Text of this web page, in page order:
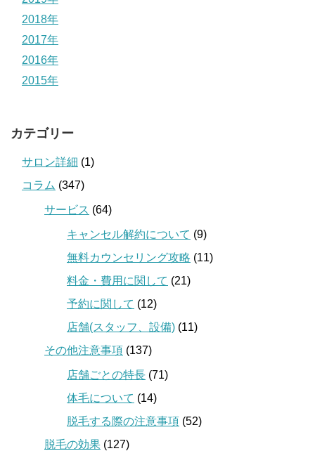
2018年
2017年
2016年
2015年
カテゴリー
サロン詳細 (1)
コラム (347)
サービス (64)
キャンセル解約について (9)
無料カウンセリング攻略 (11)
料金・費用に関して (21)
予約に関して (12)
店舗(スタッフ、設備) (11)
その他注意事項 (137)
店舗ごとの特長 (71)
体毛について (14)
脱毛する際の注意事項 (52)
脱毛の効果 (127)